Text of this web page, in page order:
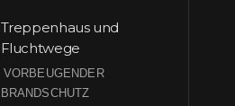
Treppenhaus und
Fluchtwege
VORBEUGENDER
BRANDSCHUTZ